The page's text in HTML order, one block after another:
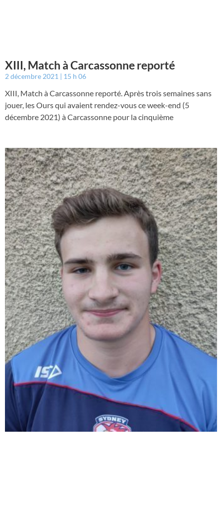
XIII, Match à Carcassonne reporté
2 décembre 2021 15 h 06
XIII, Match à Carcassonne reporté. Après trois semaines sans
jouer, les Ours qui avaient rendez-vous ce week-end (5
décembre 2021) à Carcassonne pour la cinquième